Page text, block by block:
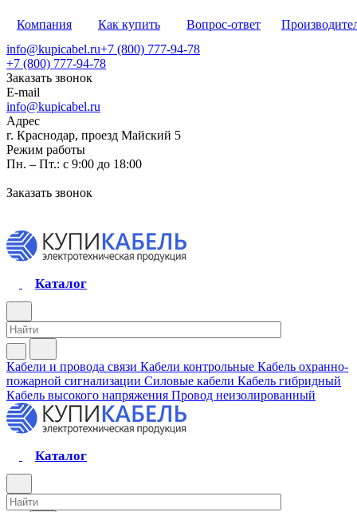
Компания Как купить Вопрос-ответ
info@kupicabel.ru+7 (800) 777-94-78
+7 (800) 777-94-78
Заказать звонок
E-mail
info@kupicabel.ru
Адрес
г. Краснодар, проезд Майский 5
Режим работы
Пн. – Пт.: с 9:00 до 18:00
Заказать звонок
Каталог
Кабели и провода связи Кабели контрольные Кабель охранно-
пожарной сигнализации Силовые кабели Кабель гибридный
Кабель высокого напряжения Провод неизолированный
Каталог